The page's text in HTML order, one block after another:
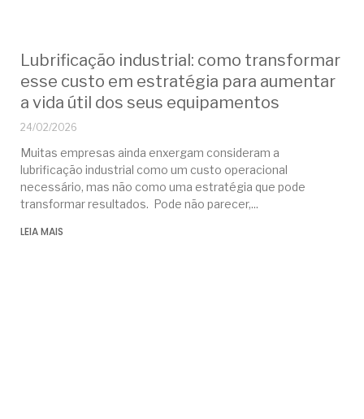
Lubrificação industrial: como transformar
esse custo em estratégia para aumentar
a vida útil dos seus equipamentos
24/02/2026
Muitas empresas ainda enxergam consideram a
lubrificação industrial como um custo operacional
necessário, mas não como uma estratégia que pode
transformar resultados. Pode não parecer,
LEIA MAIS